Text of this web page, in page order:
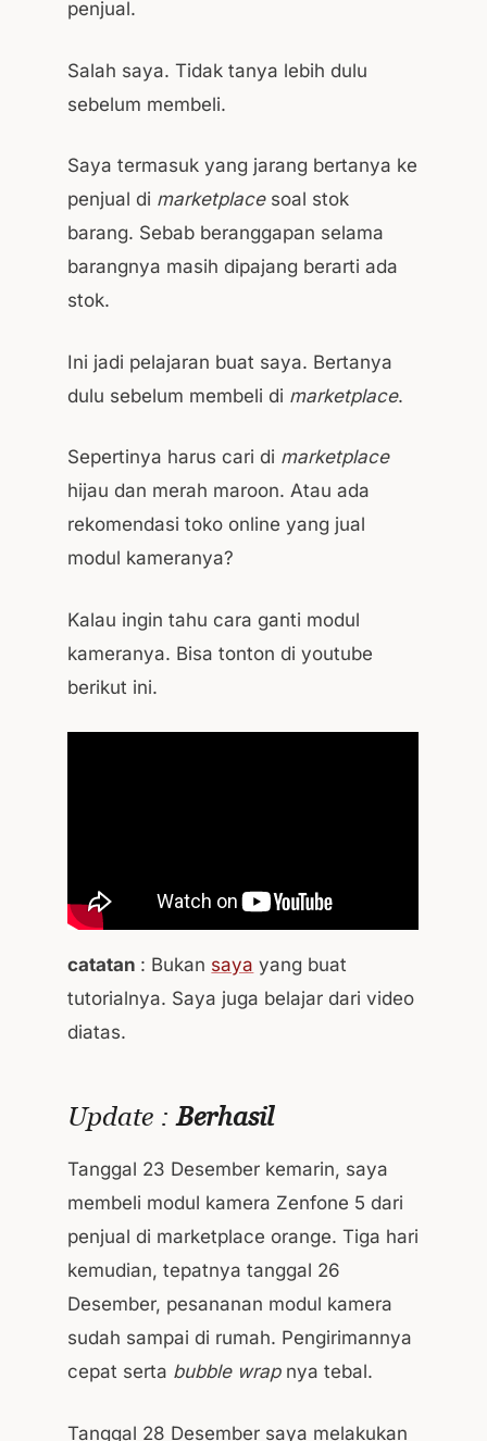
penjual.
Salah saya. Tidak tanya lebih dulu
sebelum membeli.
Saya termasuk yang jarang bertanya ke
penjual di marketplacesoal stok
barang. Sebab beranggapan selama
barangnya masih dipajang berarti ada
stok.
Ini jadi pelajaran buat saya. Bertanya
dulu sebelum membeli di marketplace.
Sepertinya harus cari di marketplace
hijau dan merah maroon. Atau ada
rekomendasi toko online yang jual
modul kameranya?
Kalau ingin tahu cara ganti modul
kameranya. Bisa tonton di youtube
berikut ini.
catatan : Bukan saya yang buat
tutorialnya. Saya juga belajar dari video
diatas.
Update :Berhasil
Tanggal 23 Desember kemarin, saya
membeli modul kamera Zenfone 5 dari
penjual di marketplace orange. Tiga hari
kemudian, tepatnya tanggal 26
Desember, pesananan modul kamera
sudah sampai di rumah. Pengirimannya
cepat serta bubble wrapnya tebal.
Tanggal 28 Desember saya melakukan